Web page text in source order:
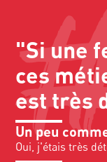
Un peu
Oui, j'étais très
"Si une
ces
est très